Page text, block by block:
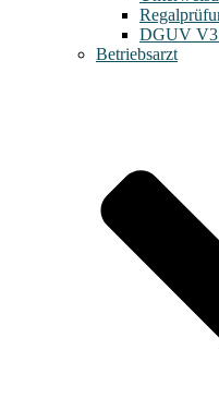
DGUV V3
Betriebsarzt